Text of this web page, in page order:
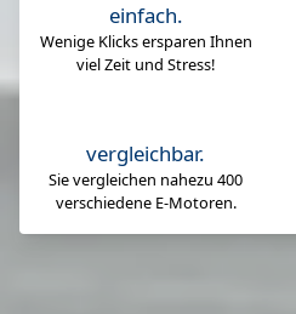
einfach.
Wenige Klicks ersparen Ihnen
viel Zeit und Stress!
vergleichbar.
Sie vergleichen nahezu 400
verschiedene E-Motoren.